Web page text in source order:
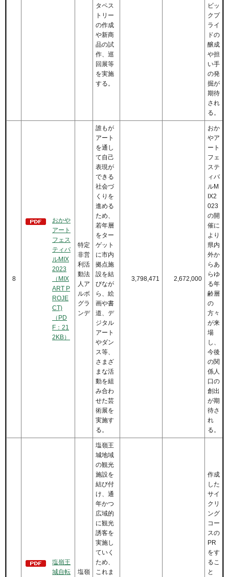
タペス
トリー
の作成
や新商
品の試
作、巡
回展等
を実施
する。
ビッ
クプ
ライ
ドの
醸成
や担
い手
の発
掘が
期待
され
る。
8
おかや
アート
フェス
ティバ
ルMIX
2023
（MIX
ART P
ROJE
CT)
（PD
F：21
2KB）
特定
非営
利活
動法
人ア
ルボ
グラ
ンデ
誰もが
アート
を通し
て自己
表現が
できる
社会づ
くりを
進める
ため、
若年層
をター
ゲット
に市内
拠点施
設を結
びなが
ら、絵
画や書
道、デ
ジタル
アート
やダン
ス等、
さまざ
まな活
動を組
み合わ
せた芸
術展を
実施す
る。
3,798,471 2,672,000
おか
やア
ート
フェ
ステ
ィバ
ルM
IX2
023
の開
催に
より
県内
外か
らあ
らゆ
る年
齢層
の
方々
が来
場
し、
今後
の関
係人
口の
創出
が期
待さ
れ
る。
塩嶺王
城自転
塩嶺
塩嶺王
城地域
の観光
施設を
結び付
け、通
年かつ
広域的
に観光
誘客を
実施し
ていく
ため、
これま
作成
した
サイ
クリ
ング
コー
スの
PR
をす
るこ
と